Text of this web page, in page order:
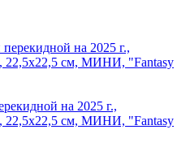
на 2025 г.,
22,5х22,5 см, МИНИ, "Fantasy